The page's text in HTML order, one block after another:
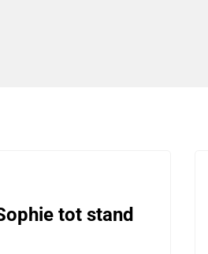
tot stand